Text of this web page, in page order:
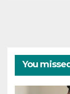
You missed